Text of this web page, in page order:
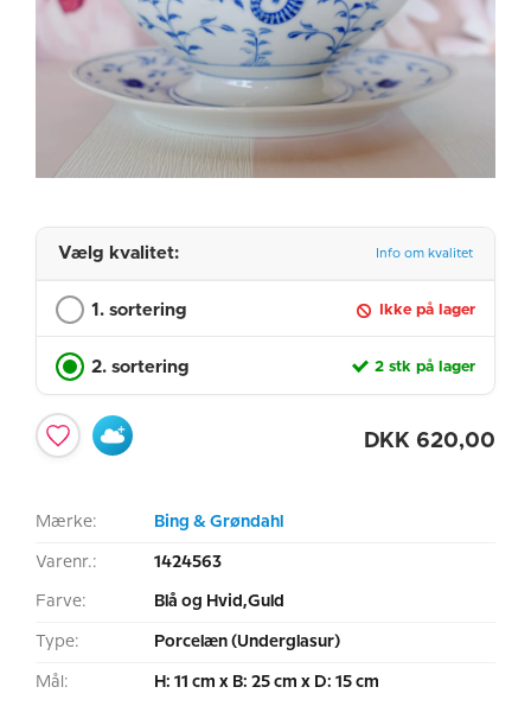
Vælg kvalitet: Info om kvalitet
1. sortering Ikke på lager
2. sortering 2 stk på lager
DKK 620,00
Mærke: Bing & Grøndahl
Varenr.: 1424563
Farve: Blå og Hvid,Guld
Type: Porcelæn (Underglasur)
Mål: H: 11 cm x B: 25 cm x D: 15 cm